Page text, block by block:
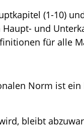
(1-10)
Haupt- und
für alle
Norm ist
bleibt